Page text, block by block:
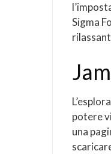
Sigma
potere
una